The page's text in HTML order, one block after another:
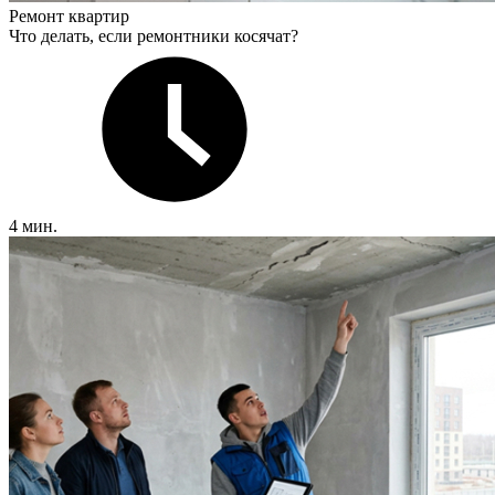
Ремонт квартир
Что делать, если ремонтники косячат?
4 мин.